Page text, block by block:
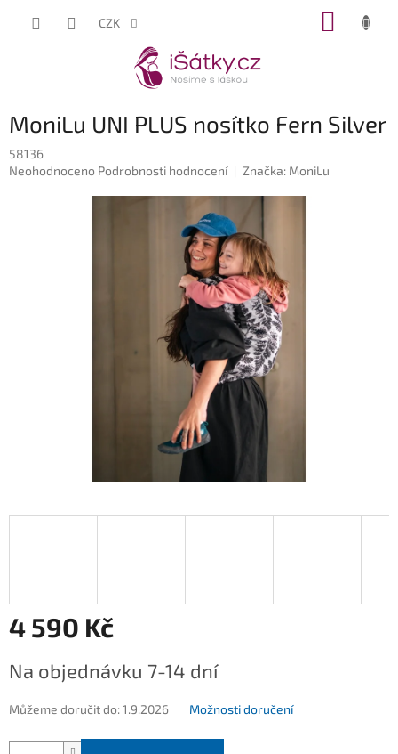
CZK
MoniLu UNI PLUS nosítko Fern Silver
58136
Průměrné
Neohodnoceno Podrobnosti hodnocení Značka: MoniLu
4 590 Kč
cena:
Na objednávku 7-14 dní
Můžeme doručit do:1.9.2026 Možnosti doručení